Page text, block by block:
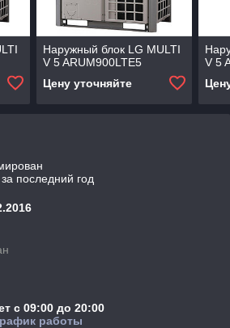
Наружный блок LG MULTI
V 5 ARUM900LTE5
Цену уточняйте
V 5
последний год
с 09:00 до 20:00
работы